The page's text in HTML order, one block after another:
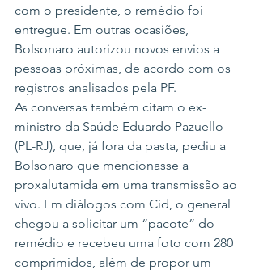
com o presidente, o remédio foi
entregue. Em outras ocasiões,
Bolsonaro autorizou novos envios a
pessoas próximas, de acordo com os
registros analisados pela PF.
As conversas também citam o ex-
ministro da Saúde Eduardo Pazuello
(PL-RJ), que, já fora da pasta, pediu a
Bolsonaro que mencionasse a
proxalutamida em uma transmissão ao
vivo. Em diálogos com Cid, o general
chegou a solicitar um “pacote” do
remédio e recebeu uma foto com 280
comprimidos, além de propor um